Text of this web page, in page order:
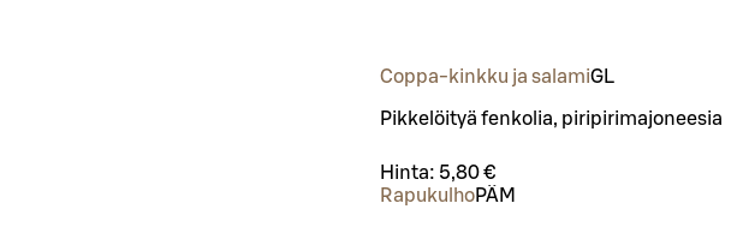
Coppa-kinkku ja salamiGL
Pikkelöityä fenkolia, piripirimajoneesia
Hinta: 5,80 €
RapukulhoPÄM